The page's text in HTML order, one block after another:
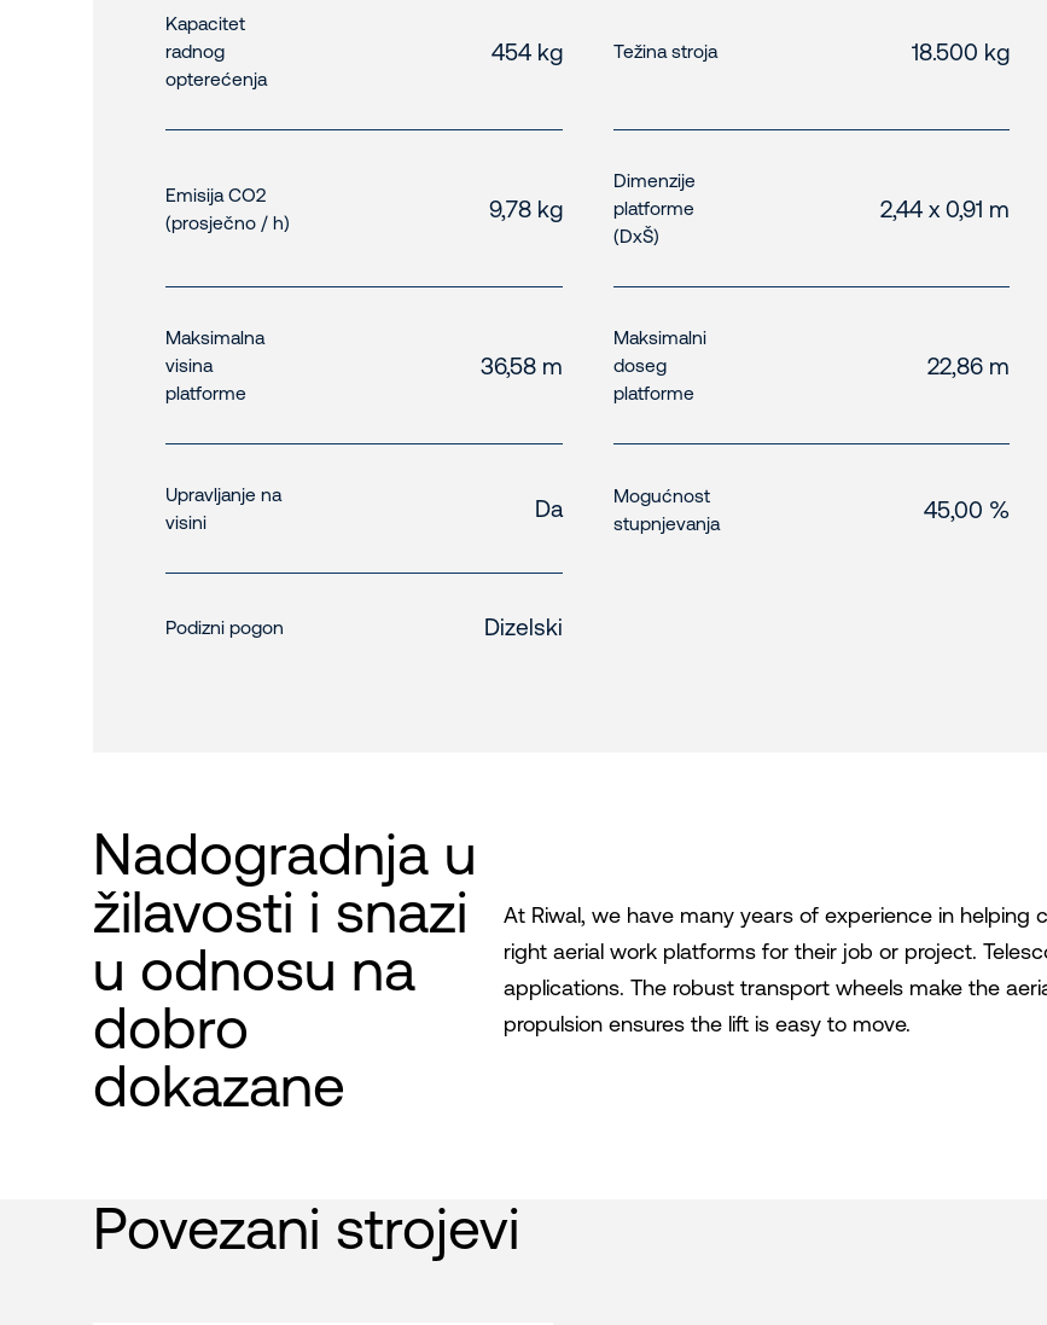
Kapacitet
radnog
opterećenja
454 kg Težina stroja 18.500 kg
Emisija CO2
(prosječno / h)
9,78 kg
Dimenzije
platforme
(DxŠ)
2,44 x 0,91 m
Maksimalna
visina
platforme
36,58 m
Maksimalni
doseg
platforme
22,86 m
Upravljanje na
visini
Da
Mogućnost
stupnjevanja
45,00 %
Podizni pogon Dizelski
Nadogradnja u
žilavosti i snazi ​​
u odnosu na
dobro
dokazane
At Riwal, we have many years of experience in
right aerial work platforms for their job or project.
applications. The robust transport wheels make the
propulsion ensures the lift is easy to move.
Povezani strojevi